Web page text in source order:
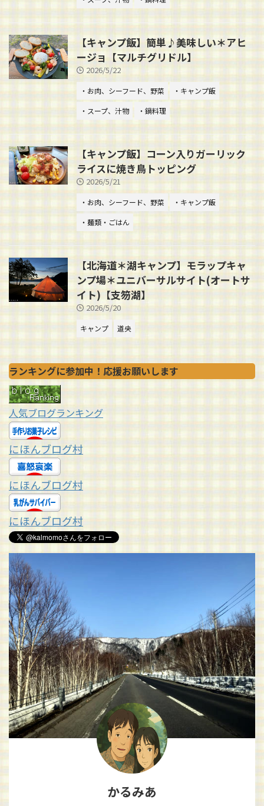
【キャンプ飯】簡単♪美味しい＊アヒ
ージョ【マルチグリドル】
2026/5/22
・お肉、シーフード、野菜
・キャンプ飯
・スープ、汁物
・鍋料理
【キャンプ飯】コーン入りガーリック
ライスに焼き鳥トッピング
2026/5/21
・お肉、シーフード、野菜
・キャンプ飯
・麺類・ごはん
【北海道＊湖キャンプ】モラップキャ
ンプ場＊ユニバーサルサイト(オートサ
イト)【支笏湖】
2026/5/20
キャンプ 道央
ランキングに参加中！応援お願いします
人気ブログランキング
にほんブログ村
にほんブログ村
にほんブログ村
かるみあ